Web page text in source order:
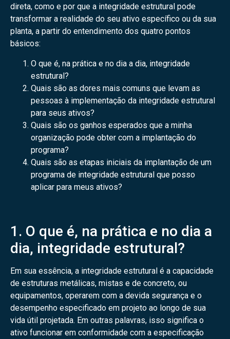
direta, como e por que a integridade estrutural pode
transformar a realidade do seu ativo específico ou da sua
planta, a partir do entendimento dos quatro pontos
básicos:
O que é, na prática e no dia a dia, integridade
estrutural?
Quais são as dores mais comuns que levam as
pessoas à implementação da integridade estrutural
para seus ativos?
Quais são os ganhos esperados que a minha
organização pode obter com a implantação do
programa?
Quais são as etapas iniciais da implantação de um
programa de integridade estrutural que posso
aplicar para meus ativos?
1. O que é, na prática e no dia a
dia, integridade estrutural?
Em sua essência, a integridade estrutural é a capacidade
de estruturas metálicas, mistas e de concreto, ou
equipamentos, operarem com a devida segurança e o
desempenho especificado em projeto ao longo de sua
vida útil projetada. Em outras palavras, isso significa o
ativo funcionar em conformidade com a especificação